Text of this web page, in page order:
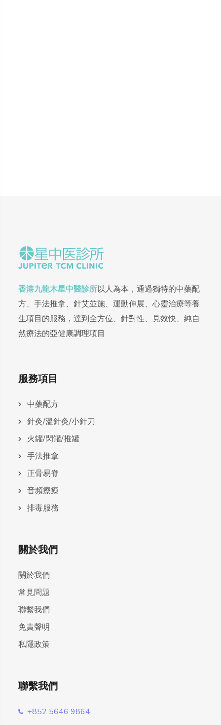
香港九龍木星中醫診所以人為本，通過獨特的中藥配
方、手法推拿、針艾並施、運動伸展、心靈治療等養
生項目的服務，達到全方位、針對性、見效快、純自
然療法的亞健康調理項目
服務項目
中藥配方
針灸/溫針灸/小針刀
火罐/閃罐/推罐
手法推拿
正骨易脊
⾳頻療癒
排毒服務
關於我們
關於我們
常見問題
聯繫我們
免責聲明
私隱政策
聯繫我們
+852 5646 9864